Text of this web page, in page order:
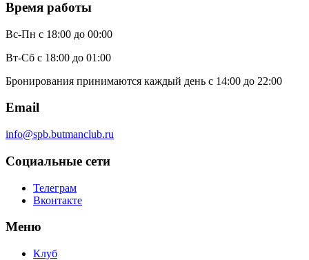
Время работы
Вс-Пн с 18:00 до 00:00
Вт-Сб с 18:00 до 01:00
Бронирования принимаются каждый день с 14:00 до 22:00
Email
info@spb.butmanclub.ru
Социальные сети
Телеграм
Вконтакте
Меню
Клуб